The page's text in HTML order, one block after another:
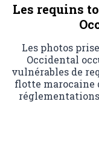
Les requins
Les photos
Occidental
vulnérables de
flotte marocaine